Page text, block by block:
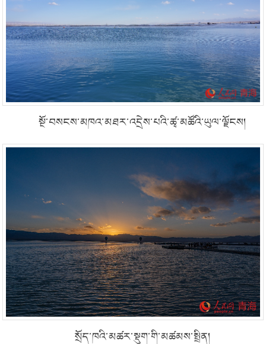
སྔོ་བསངས་མཁའ་མཐར་འདྲེས་པའི་ཚྭ་མཚོའི་ཡུལ་ལྗོངས།
སྲོད་ཁའི་མཚར་སྡུག་གི་མཚམས་སྤྲིན།